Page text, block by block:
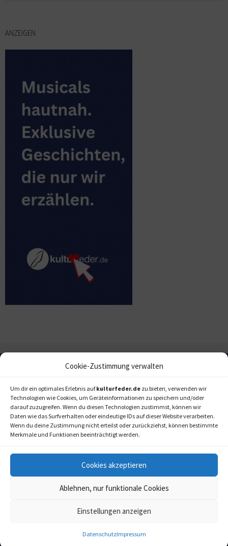
Cookie-Zustimmung verwalten
Um dir ein optimales Erlebnis aufkulturfeder.de zu bieten, verwenden wir
Technologien wie Cookies, um Geräteinformationen zu speichern und/oder
darauf zuzugreifen. Wenn du diesen Technologien zustimmst, können wir
Daten wie das Surfverhalten oder eindeutige IDs auf dieser Website verarbeiten.
Wenn du deine Zustimmung nicht erteilst oder zurückziehst, können bestimmte
Merkmale und Funktionen beeinträchtigt werden.
Cookies akzeptieren
Ablehnen, nur funktionale Cookies
Einstellungen anzeigen
DatenschutzImpressum
ANZEIGEN
© 2006-2020 LAPPmedien+events
kulturfeder.de –
Musical, Oper und mehr